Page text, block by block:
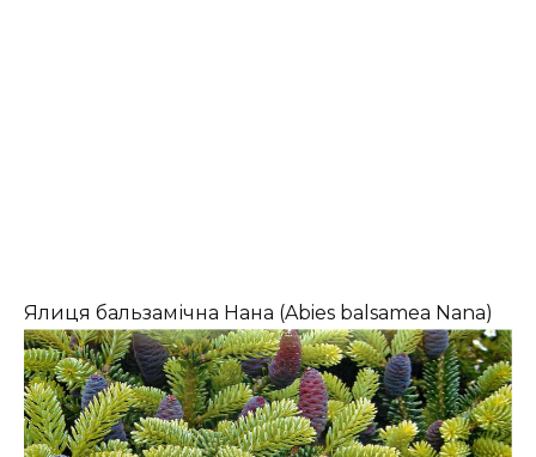
Ялиця бальзамічна Нана (Abies balsamea Nana)